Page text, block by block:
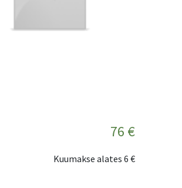
76 €
Kuumakse alates 6 €